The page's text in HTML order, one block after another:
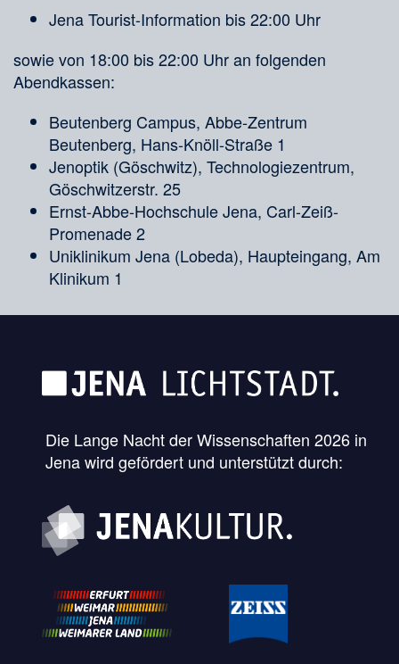
Jena Tourist-Information bis 22:00 Uhr
sowie von 18:00 bis 22:00 Uhr an folgenden
Abendkassen:
Beutenberg Campus, Abbe-Zentrum
Beutenberg, Hans-Knöll-Straße 1
Jenoptik (Göschwitz), Technologiezentrum,
Göschwitzerstr. 25
Ernst-Abbe-Hochschule Jena, Carl-Zeiß-
Promenade 2
Uniklinikum Jena (Lobeda), Haupteingang, Am
Klinikum 1
Die Lange Nacht der Wissenschaften 2026 in
Jena wird gefördert und unterstützt durch: